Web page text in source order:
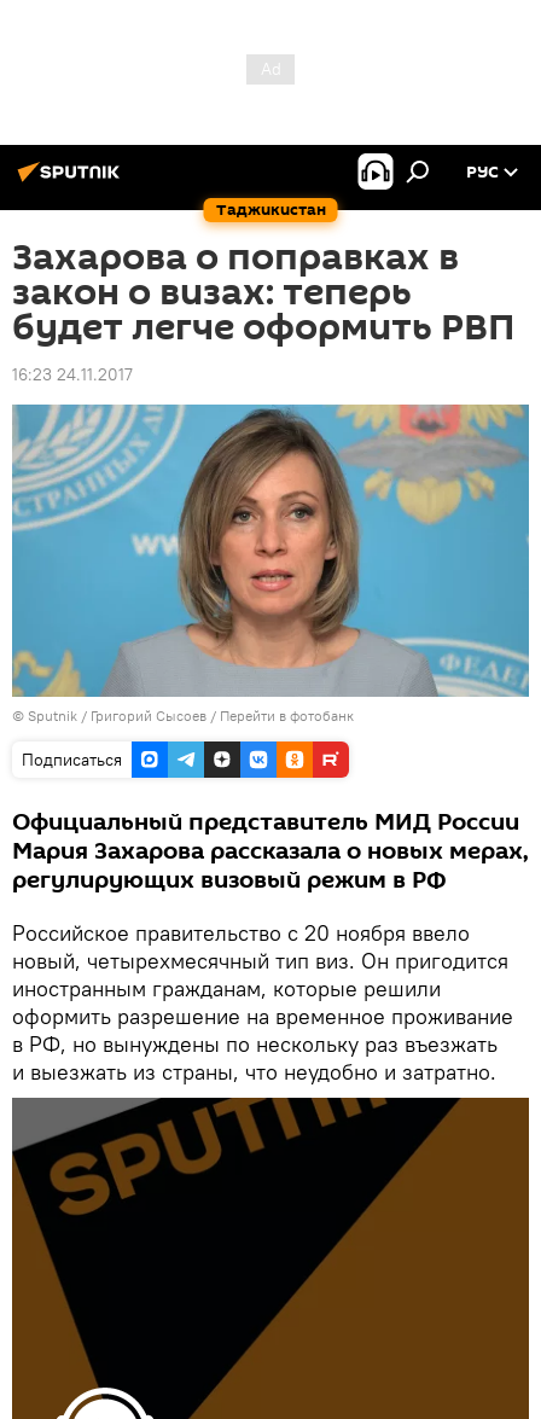
Таджикистан
РУС
Захарова о поправках в
закон о визах: теперь
будет легче оформить РВП
16:23 24.11.2017
© Sputnik / Григорий Сысоев / Перейти в фотобанк
Подписаться
Официальный представитель МИД России
Мария Захарова рассказала о новых мерах,
регулирующих визовый режим в РФ
Российское правительство с 20 ноября ввело
новый, четырехмесячный тип виз. Он пригодится
иностранным гражданам, которые решили
оформить разрешение на временное проживание
в РФ, но вынуждены по нескольку раз въезжать
и выезжать из страны, что неудобно и затратно.